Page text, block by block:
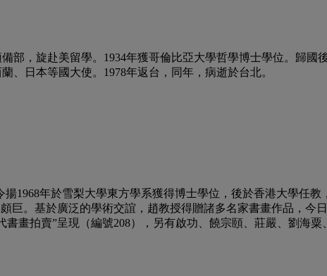
，旋赴美留學。1934年獲哥倫比亞大學哲學博士學位。歸國
、日本等國大使。1978年返台，同年，病逝於台北。
1968年於雪梨大學東方學系獲得博士學位，後於香港大學任
巨。基於廣泛的學術交誼，趙教授得贈諸多名家書畫作品，今
畫拍賣”呈現（編號208），另有啟功、饒宗頤、莊嚴、劉海